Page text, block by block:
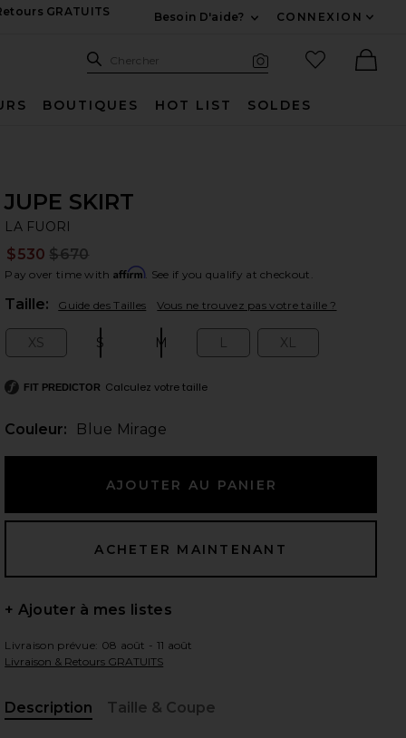
GRATUITS
Besoin D'aide?
CONNEXION
Recherche
Chercher
Articles
BOUTIQUES HOT LIST SOLDES
JUPE SKIRT
LA FUORI
$530 $670
Pay over time with Affirm. See if you qualify at checkout.
Taille: Guide des Tailles Vous ne trouvez pas votre taille ?
XS S M L XL
FIT PREDICTOR Calculez votre taille
Couleur: Blue Mirage
+ Ajouter à mes listes
Livraison prévue: 08 août - 11 août
Livraison & Retours GRATUITS
Description
Taille & Coupe